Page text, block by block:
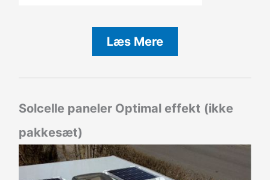
Læs Mere
Solcelle paneler Optimal effekt (ikke
pakkesæt)